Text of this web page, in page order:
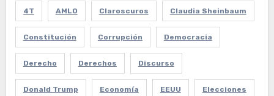
4T AMLO Claroscuros Claudia Sheinbaum
Constitución Corrupción Democracia
Derecho Derechos Discurso
Donald Trump Economía EEUU Elecciones